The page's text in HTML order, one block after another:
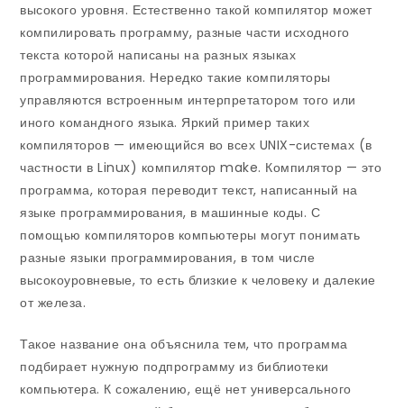
высокого уровня. Естественно такой компилятор может
компилировать программу, разные части исходного
текста которой написаны на разных языках
программирования. Нередко такие компиляторы
управляются встроенным интерпретатором того или
иного командного языка. Яркий пример таких
компиляторов — имеющийся во всех UNIX-системах (в
частности в Linux) компилятор make. Компилятор — это
программа, которая переводит текст, написанный на
языке программирования, в машинные коды. С
помощью компиляторов компьютеры могут понимать
разные языки программирования, в том числе
высокоуровневые, то есть близкие к человеку и далекие
от железа.
Такое название она объяснила тем, что программа
подбирает нужную подпрограмму из библиотеки
компьютера. К сожалению, ещё нет универсального